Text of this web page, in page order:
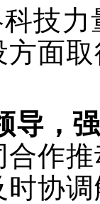
技
面
导，
合作
协